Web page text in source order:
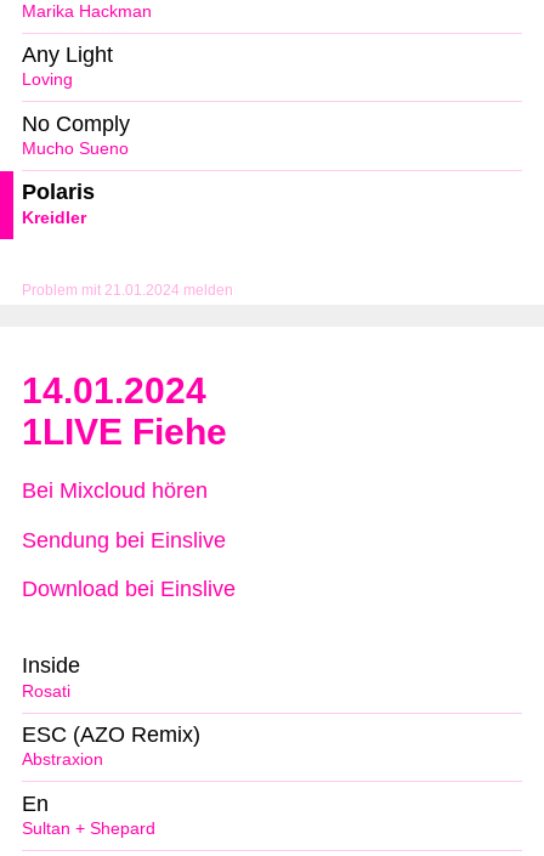
Problem mit 21.01.2024 melden
Marika Hackman
Loving
Any Light
Mucho Sueno
No Comply
Kreidler
Polaris
14.01.2024
1LIVE Fiehe
Bei Mixcloud hören
Sendung bei Einslive
Download bei Einslive
Rosati
Inside
Abstraxion
ESC (AZO Remix)
Sultan + Shepard
En